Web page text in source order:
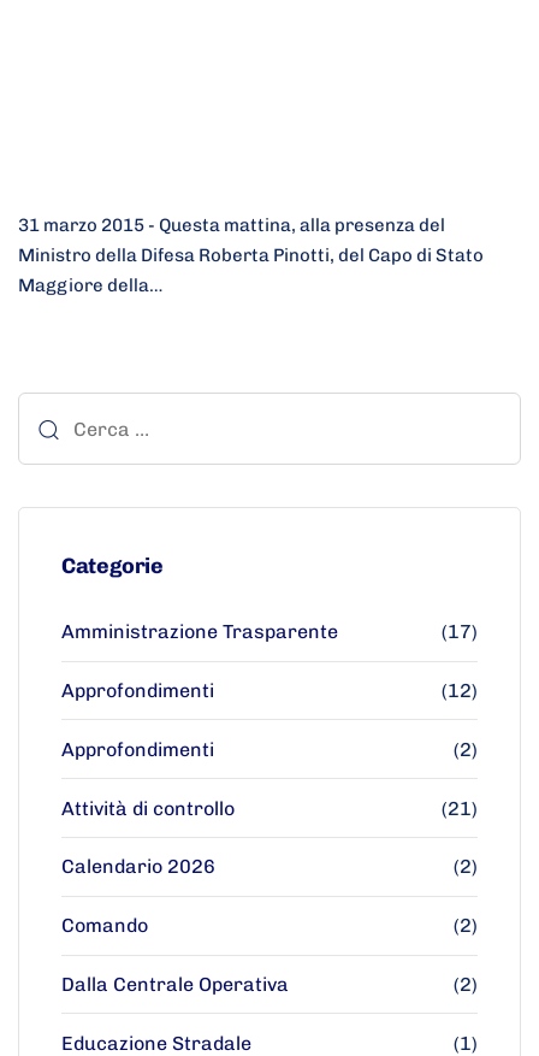
31 marzo 2015 - Questa mattina, alla presenza del
Ministro della Difesa Roberta Pinotti, del Capo di Stato
Maggiore della…
Categorie
Amministrazione Trasparente (17)
Approfondimenti (12)
Approfondimenti (2)
Attività di controllo (21)
Calendario 2026 (2)
Comando (2)
Dalla Centrale Operativa (2)
Educazione Stradale (1)